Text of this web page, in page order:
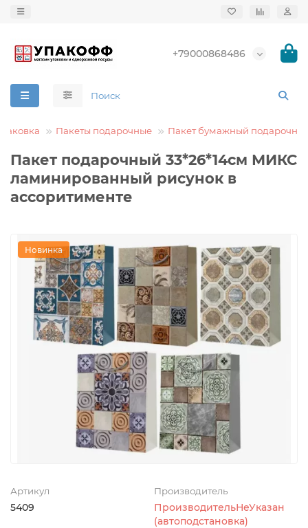
+79000868486
Пакеты подарочные Пакет бумажный
Пакет подарочный 33*26*14см МИКС
ламинированный рисунок в
ассоритименте
Новинка
Артикул
5409
Производитель
ПроизводительНеУказан
(автоподстановка)